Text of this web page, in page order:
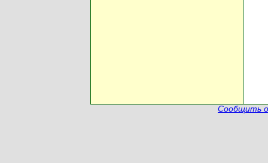
Сообщить о